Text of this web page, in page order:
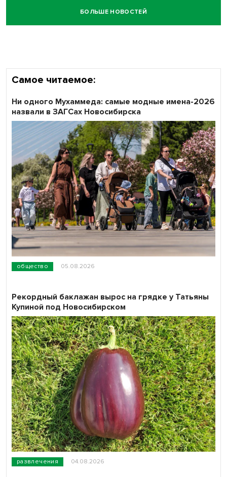
БОЛЬШЕ НОВОСТЕЙ
Самое читаемое:
общество 05.08.2026
Ни одного Мухаммеда: самые модные имена-2026
назвали в ЗАГСах Новосибирска
развлечения 04.08.2026
Рекордный баклажан вырос на грядке у Татьяны
Купиной под Новосибирском